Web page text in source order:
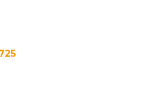
a experiência dos